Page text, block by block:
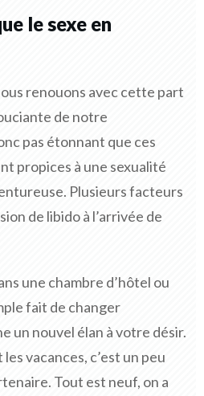
le sexe en
renouons avec cette part
de notre
pas étonnant que ces
propices à une sexualité
Plusieurs facteurs
de libido à l’arrivée de
une chambre d’hôtel ou
fait de changer
un nouvel élan à votre désir.
vacances, c’est un peu
Tout est neuf, on a